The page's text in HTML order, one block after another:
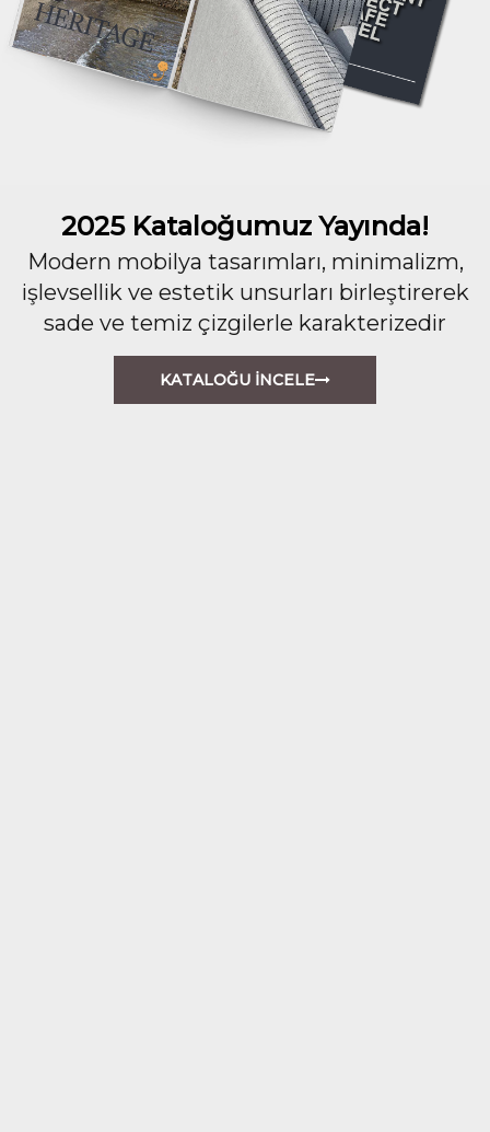
2025 Kataloğumuz Yayında!
Modern mobilya tasarımları, minimalizm,
işlevsellik ve estetik unsurları birleştirerek
sade ve temiz çizgilerle karakterizedir
KATALOĞU İNCELE